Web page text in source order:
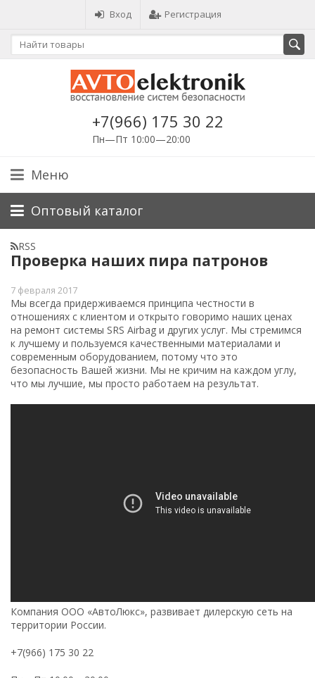
Вход Регистрация
+7(966) 175 30 22
Пн—Пт 10:00—20:00
Меню
Оптовый каталог
RSS
Проверка наших пира патронов
7 февраля 2017
Мы всегда придерживаемся принципа честности в
отношениях с клиентом и открыто говоримо наших ценах
на ремонт системы SRS Airbag и других услуг. Мы стремимся
к лучшему и пользуемся качественными материалами и
современным оборудованием, потому что это
безопасность Вашей жизни. Мы не кричим на каждом углу,
что мы лучшие, мы просто работаем на результат.
Компания ООО «АвтоЛюкс», развивает дилерскую сеть на
территории России.
+7(966) 175 30 22